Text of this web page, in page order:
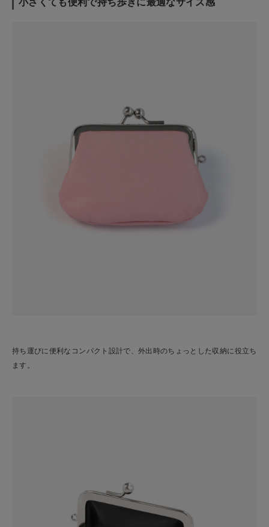
持ち運びに便利なコンパクト設計で、外出時のちょっとした収納に役立ち
ます。